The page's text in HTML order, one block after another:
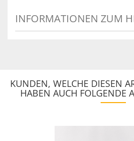
INFORMATIONEN ZUM
KUNDEN, WELCHE DIESEN
HABEN AUCH FOLGENDE